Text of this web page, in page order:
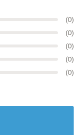
(0)
(0)
(0)
(0)
(0)